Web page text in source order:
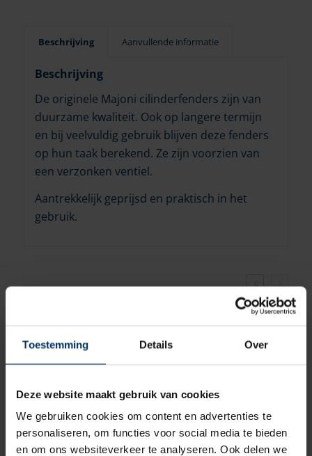
Toestemming Details Over
Deze website maakt gebruik van cookies
We gebruiken cookies om content en advertenties te
personaliseren, om functies voor social media te bieden
en om ons websiteverkeer te analyseren. Ook delen we
Beschrijving Aanvullende informatie
Beschrijving
De originele Majoni cilinderfenders zijn van
duurzame kwaliteit. Ook op langere termijn
en bij veelvuldig gebruik blijven deze fenders
op hun taak berekend. Ze zijn voorzien van
een verzonken ventiel.
Aantrekkelijk geprijsd en praktisch in het
gebruik.